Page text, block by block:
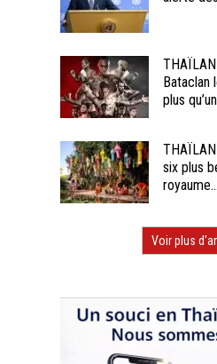
Bataclan
plus
six plus
royaume...
Voir plus